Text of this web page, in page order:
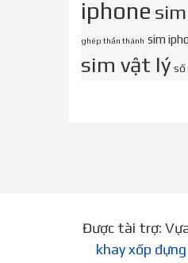
iphone
ghép thần thánh sim
sim vật lý số
Được tài trợ:
khay xốp